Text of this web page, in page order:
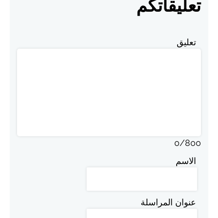
تعليقاتكم
تعليق
0/800
الاسم
عنوان المراسلة